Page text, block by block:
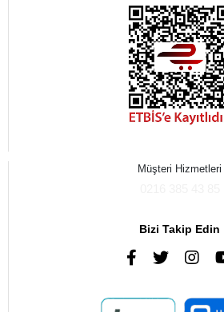
Müşteri Hizmetleri
Bizi Takip Edin